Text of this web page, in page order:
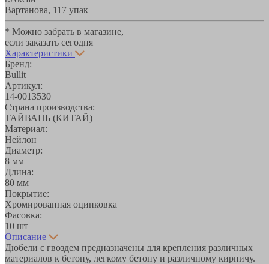
Вартанова, 11 7 упак
* Можно забрать в магазине,
если заказать сегодня
Характеристики
Бренд:
Bullit
Артикул:
14-0013530
Страна производства:
ТАЙВАНЬ (КИТАЙ)
Материал:
Нейлон
Диаметр:
8 мм
Длина:
80 мм
Покрытие:
Хромированная оцинковка
Фасовка:
10 шт
Описание
Дюбели с гвоздем предназначены для крепления различных
материалов к бетону, легкому бетону и различному кирпичу.